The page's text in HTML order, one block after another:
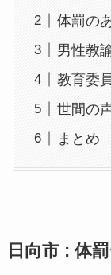
体罰の
男性教
教育委
世間の
まとめ
日向市 : 体